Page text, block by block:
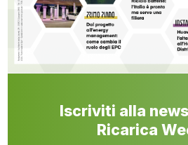
Iscriviti alla
Ricarica